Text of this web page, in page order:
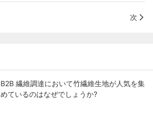
次
B2B 繊維調達において竹繊維生地が人気を集
めているのはなぜでしょうか?